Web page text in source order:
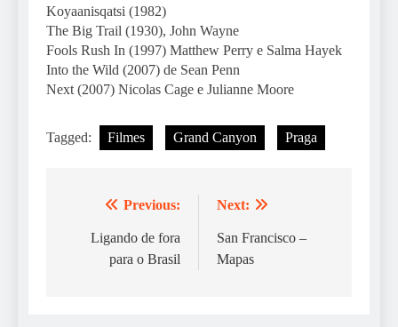
Koyaanisqatsi (1982)
The Big Trail (1930), John Wayne
Fools Rush In (1997) Matthew Perry e Salma Hayek
Into the Wild (2007) de Sean Penn
Next (2007) Nicolas Cage e Julianne Moore
Tagged: Filmes Grand Canyon Praga
Navegação
artigos
Previous:
Ligando de fora
para o Brasil
Next:
San Francisco –
Mapas